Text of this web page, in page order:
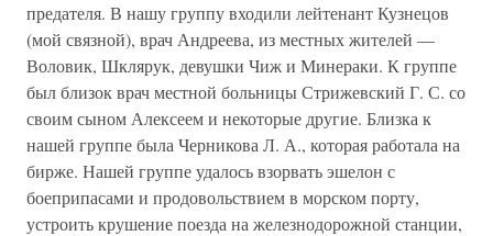
предателя. В нашу группу входили лейтенант Кузнецов
(мой связной), врач Андреева, из местных жителей —
Воловик, Шклярук, девушки Чиж и Минераки. К группе
был близок врач местной больницы Стрижевский Г. С. со
своим сыном Алексеем и некоторые другие. Близка к
нашей группе была Черникова Л. А., которая работала на
бирже. Нашей группе удалось взорвать эшелон с
боеприпасами и продовольствием в морском порту,
устроить крушение поезда на железнодорожной станции,